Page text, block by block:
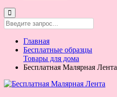
Главная
Бесплатные образцы
Товары для дома
Бесплатная Малярная Лента